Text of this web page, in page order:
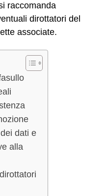
raccomanda
dirottatori del
associate.
dati e
alla